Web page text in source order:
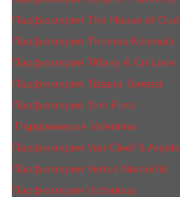
Парфюмерия The House of Oud
Парфюмерия Thomas Kosmala
Парфюмерия Tiffany & Co Love
Парфюмерия Tiziana Terenzi
Парфюмерия Tom Ford
Парфюмерия Valentino
Парфюмерия Van Cleef & Arpels
Парфюмерия Vertus Narcos'is
Парфюмерия Victorious